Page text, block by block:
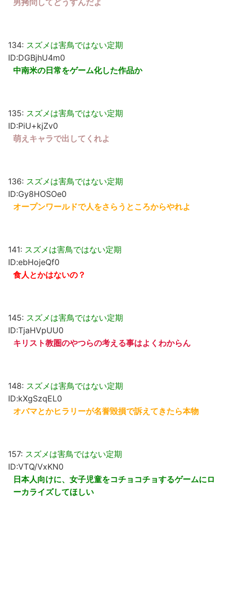
男拷問してどうすんだよ
134: スズメは害鳥ではない定期
ID:DGBjhU4m0
中南米の日常をゲーム化した作品か
135: スズメは害鳥ではない定期
ID:PiU+kjZv0
萌えキャラで出してくれよ
136: スズメは害鳥ではない定期
ID:Gy8HOSOe0
オープンワールドで人をさらうところからやれよ
141: スズメは害鳥ではない定期
ID:ebHojeQf0
食人とかはないの？
145: スズメは害鳥ではない定期
ID:TjaHVpUU0
キリスト教圏のやつらの考える事はよくわからん
148: スズメは害鳥ではない定期
ID:kXgSzqEL0
オバマとかヒラリーが名誉毀損で訴えてきたら本物
157: スズメは害鳥ではない定期
ID:VTQ/VxKN0
日本人向けに、女子児童をコチョコチョするゲームにロ
ーカライズしてほしい